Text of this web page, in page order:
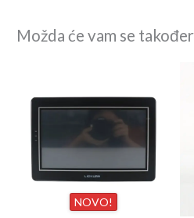
Možda će vam se
NOVO!